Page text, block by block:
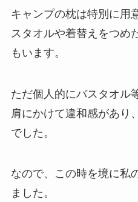
キャンプの枕は特別に用
スタオルや着替えをつめ
もいます。
ただ個人的にバスタオル
肩にかけて違和感があり
でした。
なので、この時を境に私
ました。